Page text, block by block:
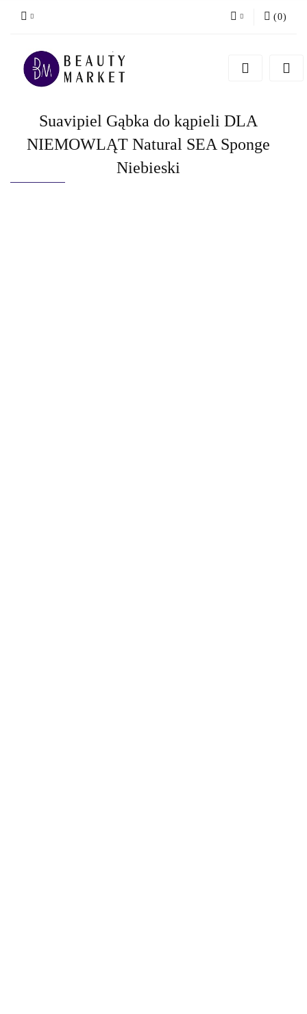
Zarejestruj się
(0)
Suavipiel Gąbka do kąpieli DLA
NIEMOWLĄT Natural SEA Sponge
Niebieski